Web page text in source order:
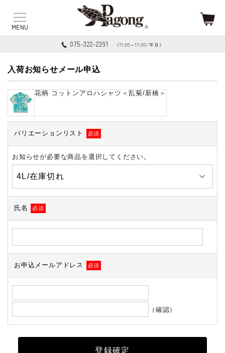
075-322-2391 （11:00～17:00/平日）
入荷お知らせメール申込
花柄 コットンアロハシャツ＜乱菊/新橋＞
バリエーションリスト 必須
お知らせが必要な商品を選択してください。
氏名 必須
お申込メールアドレス 必須
（確認）